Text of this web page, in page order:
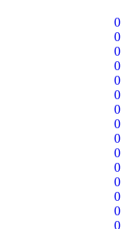
0
0
0
0
0
0
0
0
0
0
0
0
0
0
0